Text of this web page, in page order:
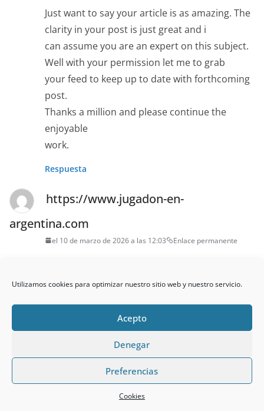
Utilizamos cookies para optimizar nuestro sitio web y nuestro servicio.
Acepto
Denegar
Preferencias
Cookies
Just want to say your article is as amazing. The
clarity in your post is just great and i
can assume you are an expert on this subject.
Well with your permission let me to grab
your feed to keep up to date with forthcoming
post.
Thanks a million and please continue the
enjoyable
work.
Respuesta
https://www.jugadon-en-
argentina.com
el 10 de marzo de 2026 a las 12:03 Enlace permanente
post. Many
DeliriumBet Argentina casino web
el 10 de marzo de 2026 a las 13:14
I’m not sure why but this web site is loading